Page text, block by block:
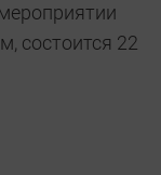
состоится 22